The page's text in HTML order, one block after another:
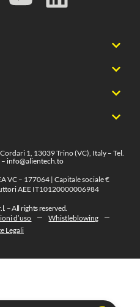
1, 13039 Trino (VC), Italy – Tel.
– info@alientech.to
VC – 177064 | Capitale sociale €
AEE IT10120000006984
– All rights reserved.
d’uso
Whistleblowing
Legali